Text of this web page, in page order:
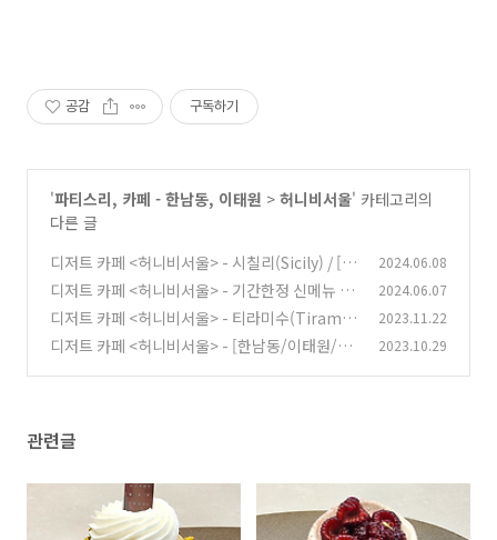
공감 구독하기
'파티스리, 카페 - 한남동, 이태원 > 허니비서울' 카테고리의
다른 글
디저트 카페 <허니비서울> - 시칠리(Sicily) / [한
남동/이태원/한강진역] (3)
2024.06.08
디저트 카페 <허니비서울> - 기간한정 신메뉴 리
치라즈베리 바스켓(Litch Raspberry Basket)
/ [한남동/이태원/한강진역]
(2)
2024.06.07
디저트 카페 <허니비서울> - 티라미수(Tiramis
u) / [한남동/이태원/한강진역]
(4)
2023.11.22
디저트 카페 <허니비서울> - [한남동/이태원/한
2023.10.29
관련글